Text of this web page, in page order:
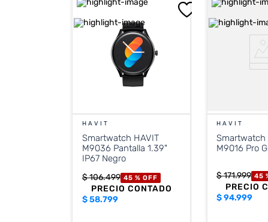
HAVIT
Smartwatch HAVIT
M9036 Pantalla 1.39"
IP67 Negro
$106.499 45 % OFF
PRECIO CONTADO
$58.799
HAVIT
Smartwatch
M9016 Pro
$171.999 45
PRECIO
$94.999